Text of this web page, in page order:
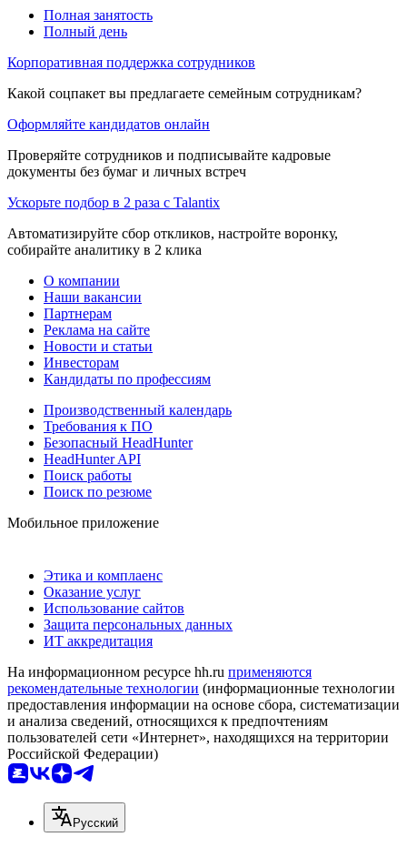
Полная занятость
Полный день
Корпоративная поддержка сотрудников
Какой соцпакет вы предлагаете семейным сотрудникам?
Оформляйте кандидатов онлайн
Проверяйте сотрудников и подписывайте кадровые
документы без бумаг и личных встреч
Ускорьте подбор в 2 раза с Talantix
Автоматизируйте сбор откликов, настройте воронку,
собирайте аналитику в 2 клика
О компании
Наши вакансии
Партнерам
Реклама на сайте
Новости и статьи
Инвесторам
Кандидаты по профессиям
Производственный календарь
Требования к ПО
Безопасный HeadHunter
HeadHunter API
Поиск работы
Поиск по резюме
Мобильное приложение
Этика и комплаенс
Оказание услуг
Использование сайтов
Защита персональных данных
ИТ аккредитация
На информационном ресурсе hh.ru применяются
рекомендательные технологии (информационные технологии
предоставления информации на основе сбора, систематизации
и анализа сведений, относящихся к предпочтениям
пользователей сети «Интернет», находящихся на территории
Российской Федерации)
Русский